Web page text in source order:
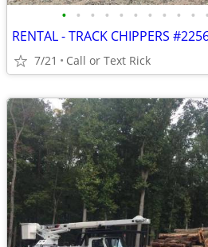
• • • • • • • • • • •
RENTAL - TRACK CHIPPERS
7/21 Call or Text Rick